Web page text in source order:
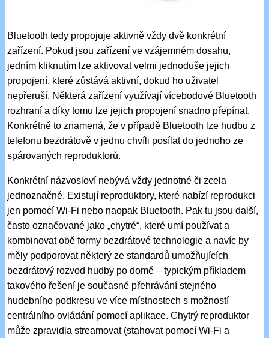
Bluetooth tedy propojuje aktivně vždy dvě konkrétní
zařízení. Pokud jsou zařízení ve vzájemném dosahu,
jedním kliknutím lze aktivovat velmi jednoduše jejich
propojení, které zůstává aktivní, dokud ho uživatel
nepřeruší. Některá zařízení využívají vícebodové Bluetooth
rozhraní a díky tomu lze jejich propojení snadno přepínat.
Konkrétně to znamená, že v případě Bluetooth lze hudbu z
telefonu bezdrátově v jednu chvíli posílat do jednoho ze
spárovaných reproduktorů.
Konkrétní názvosloví nebývá vždy jednotné či zcela
jednoznačné. Existují reproduktory, které nabízí reprodukci
jen pomocí Wi-Fi nebo naopak Bluetooth. Pak tu jsou další,
často označované jako „chytré“, které umí používat a
kombinovat obě formy bezdrátové technologie a navíc by
měly podporovat některý ze standardů umožňujících
bezdrátový rozvod hudby po domě – typickým příkladem
takového řešení je současné přehrávání stejného
hudebního podkresu ve více místnostech s možností
centrálního ovládání pomocí aplikace. Chytrý reproduktor
může zpravidla streamovat (stahovat pomocí Wi-Fi a